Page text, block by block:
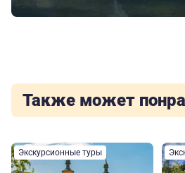
Также может
Экскурсионные туры